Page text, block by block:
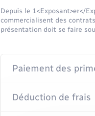
Depuis le 1<Exposant>er</
commercialisent des
présentation doit se faire
Paiement des
Déduction de frais